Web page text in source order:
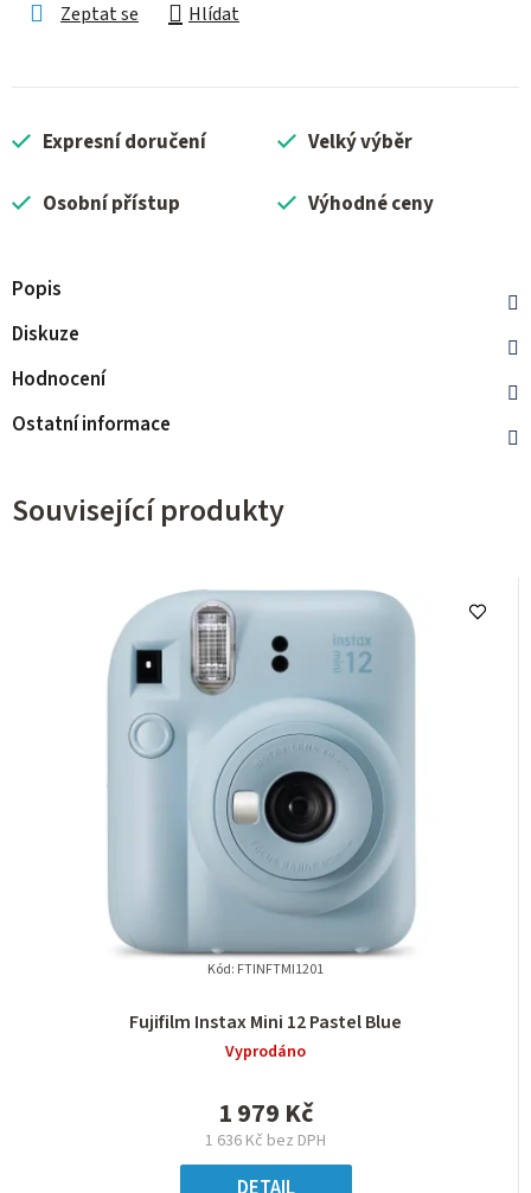
Zeptat se Hlídat
Expresní doručení Velký výběr
Osobní přístup Výhodné ceny
Popis
Diskuze
Hodnocení
Ostatní informace
Související produkty
Fujifilm Instax Mini 12 Pastel Blue
Vyprodáno
1 636 Kč bez DPH
1 979 Kč
Kód: FTINFTMI1201